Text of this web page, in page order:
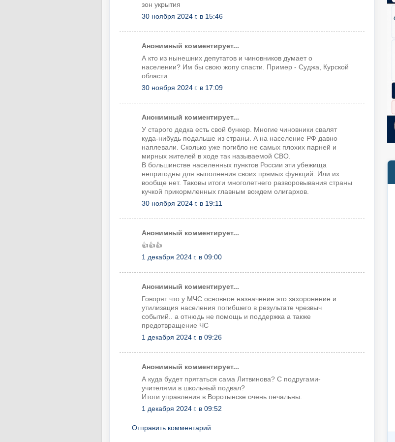
зон укрытия
30 ноября 2024 г. в 15:46
Анонимный комментирует...
А кто из нынешних депутатов и чиновников думает о
населении? Им бы свою жопу спасти. Пример - Суджа, Курской
области.
30 ноября 2024 г. в 17:09
Анонимный комментирует...
У старого дедка есть свой бункер. Многие чиновники свалят
куда-нибудь подальше из страны. А на население РФ давно
наплевали. Сколько уже погибло не самых плохих парней и
мирных жителей в ходе так называемой СВО.
В большинстве населенных пунктов России эти убежища
непригодны для выполнения своих прямых функций. Или их
вообще нет. Таковы итоги многолетнего разворовывания страны
кучкой прикормленных главным вождем олигархов.
30 ноября 2024 г. в 19:11
Анонимный комментирует...
👍👍👍
1 декабря 2024 г. в 09:00
Анонимный комментирует...
Говорят что у МЧС основное назначение это захоронение и
утилизация населения погибшего в результате чрезвыч
событий.. а отнюдь не помощь и поддержка а также
предотвращение ЧС
1 декабря 2024 г. в 09:26
Анонимный комментирует...
А куда будет прятаться сама Литвинова? С подругами-
учителями в школьный подвал?
Итоги управления в Воротынске очень печальны.
1 декабря 2024 г. в 09:52
Отправить комментарий